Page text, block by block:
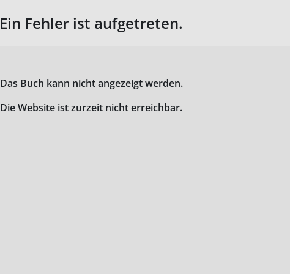
Ein Fehler ist aufgetreten.
Das Buch kann nicht angezeigt werden.
Die Website ist zurzeit nicht erreichbar.